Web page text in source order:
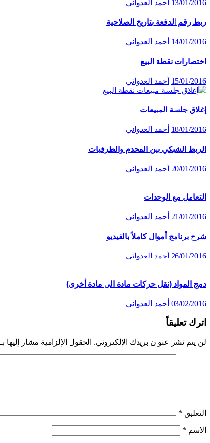
13/01/2016 أحمد العدواني
ربط رقم الدفعة بتاريخ الصلاحية
14/01/2016 أحمد العدواني
اختصارات نقطة البيع
15/01/2016 أحمد العدواني
إغلاق جلسة المبيعات
18/01/2016 أحمد العدواني
الربط الشبكي بين المخدم والطرفيات
20/01/2016 أحمد العدواني
التعامل مع الوحدات
21/01/2016 أحمد العدواني
شرح برنامج أموال كاملاً بالفيديو
26/01/2016 أحمد العدواني
دمج المواد (نقل حركات مادة الى مادة أخرى)
03/02/2016 أحمد العدواني
اترك تعليقاً
لن يتم نشر عنوان بريدك الإلكتروني. الحقول الإلزامية مشار إليها بـ
التعليق *
الاسم *